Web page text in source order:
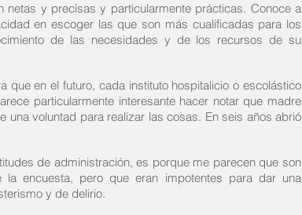
y precisas y particularmente prácticas. Conoce a
en escoger las que son más cualificadas para los
de las necesidades y de los recursos de su
en el futuro, cada instituto hospitalicio o escolástico
particularmente interesante hacer notar que madre
voluntad para realizar las cosas. En seis años abrió
de administración, es porque me parecen que son
la encuesta, pero que eran impotentes para dar una
y de delirio.